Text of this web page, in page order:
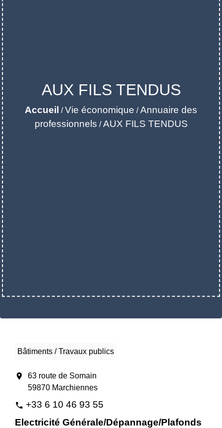
AUX FILS TENDUS
Accueil /Vie économique /Annuaire des
professionnels /AUX FILS TENDUS
Bâtiments / Travaux publics
location_on
63 route de Somain
59870 Marchiennes
phone +33 6 10 46 93 55
Electricité Générale/Dépannage/Plafonds